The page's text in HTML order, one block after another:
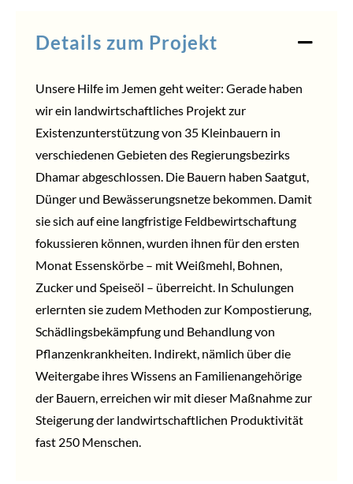
Details zum Projekt
Unsere Hilfe im Jemen geht weiter: Gerade haben
wir ein landwirtschaftliches Projekt zur
Existenzunterstützung von 35 Kleinbauern in
verschiedenen Gebieten des Regierungsbezirks
Dhamar abgeschlossen. Die Bauern haben Saatgut,
Dünger und Bewässerungsnetze bekommen. Damit
sie sich auf eine langfristige Feldbewirtschaftung
fokussieren können, wurden ihnen für den ersten
Monat Essenskörbe – mit Weißmehl, Bohnen,
Zucker und Speiseöl – überreicht. In Schulungen
erlernten sie zudem Methoden zur Kompostierung,
Schädlingsbekämpfung und Behandlung von
Pflanzenkrankheiten. Indirekt, nämlich über die
Weitergabe ihres Wissens an Familienangehörige
der Bauern, erreichen wir mit dieser Maßnahme zur
Steigerung der landwirtschaftlichen Produktivität
fast 250 Menschen.